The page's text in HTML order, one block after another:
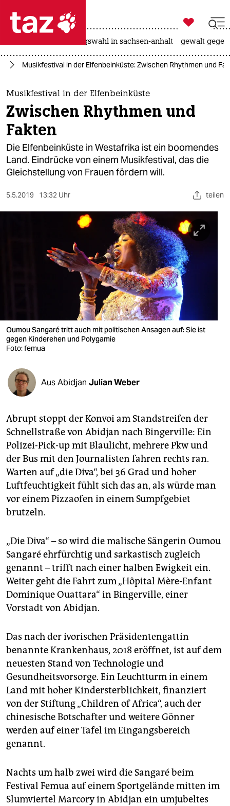
 taz zahl ich
taz zahl ich
themen
politik
öko
gesellschaft
sport
verlag
veranstaltungen
fragen & hilfe
abo
genossenschaft
epaper login

taz zahl ich
landtagswahl in sachsen-anhalt gewalt
Musikfestival in der Elfenbeinküste: Zwischen Rhythmen und
Musikfestival in der Elfenbeinküste
Zwischen Rhythmen und
Fakten
Die Elfenbeinküste in Westafrika ist ein boomendes
Land. Eindrücke von einem Musikfestival, das die
Gleichstellung von Frauen fördern will.
5.5.2019 13:32 Uhr teilen
Oumou Sangaré tritt auch mit politischen Ansagen auf: Sie ist
gegen Kinderehen und Polygamie
Foto: femua
Aus Abidjan Julian Weber
Abrupt stoppt der Konvoi am Standstreifen der
Schnellstraße von Abidjan nach Bingerville: Ein
Polizei-Pick-up mit Blaulicht, mehrere Pkw und
der Bus mit den Journalisten fahren rechts ran.
Warten auf „die Diva“, bei 36 Grad und hoher
Luftfeuchtigkeit fühlt sich das an, als würde man
vor einem Pizza­ofen in einem Sumpfgebiet
brutzeln.
„Die Diva“ – so wird die malische Sängerin Oumou
Sangaré ehrfürchtig und sarkastisch zugleich
genannt – trifft nach einer halben Ewigkeit ein.
Weiter geht die Fahrt zum „Hôpital Mère-Enfant
Dominique Ouattara“ in Bingerville, einer
Vorstadt von Abidjan.
Das nach der ivorischen Präsidentengattin
benannte Krankenhaus, 2018 eröffnet, ist auf dem
neuesten Stand von Technologie und
Gesundheitsvorsorge. Ein Leuchtturm in einem
Land mit hoher Kindersterblichkeit, finanziert
von der Stiftung „Children of Africa“, auch der
chinesische Botschafter und weitere Gönner
werden auf einer Tafel im Eingangsbereich
genannt.
Nachts um halb zwei wird die Sangaré beim
Festival Femua auf einem Sportgelände mitten im
Slumviertel Marcory in Abidjan ein umjubeltes